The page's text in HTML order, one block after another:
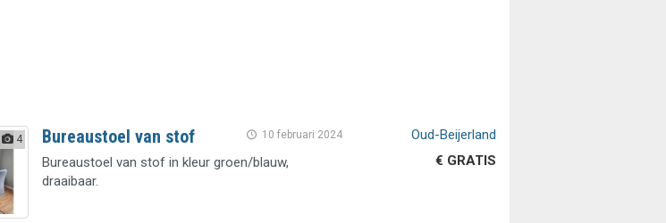
4 10 februari 2024
Bureaustoel van stof
Bureaustoel van stof in kleur groen/blauw,
draaibaar.
Oud-Beijerland
€ GRATIS